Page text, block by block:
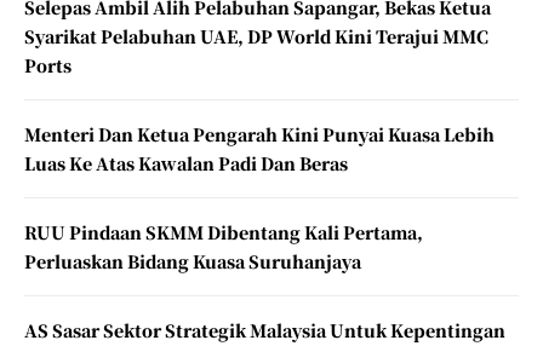
Selepas Ambil Alih Pelabuhan Sapangar, Bekas Ketua
Syarikat Pelabuhan UAE, DP World Kini Terajui MMC
Ports
Menteri Dan Ketua Pengarah Kini Punyai Kuasa Lebih
Luas Ke Atas Kawalan Padi Dan Beras
RUU Pindaan SKMM Dibentang Kali Pertama,
Perluaskan Bidang Kuasa Suruhanjaya
AS Sasar Sektor Strategik Malaysia Untuk Kepentingan